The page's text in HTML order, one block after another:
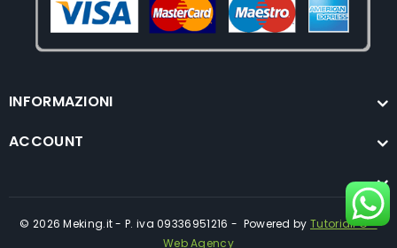
INFORMAZIONI
ACCOUNT
© 2026 Meking.it - P. iva 09336951216 - Powered by TutorialPC -
Web Agency